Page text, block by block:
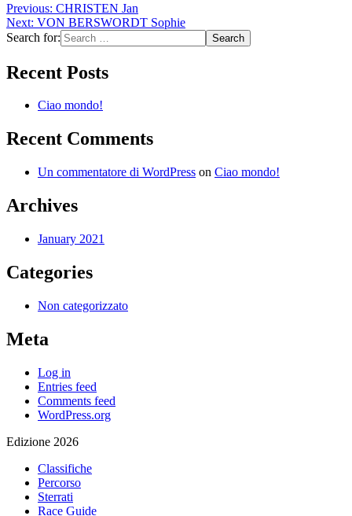
Previous: CHRISTEN Jan
Next: VON BERSWORDT Sophie
Search for:
Recent Posts
Ciao mondo!
Recent Comments
Un commentatore di WordPress on Ciao mondo!
Archives
January 2021
Categories
Non categorizzato
Meta
Log in
Entries feed
Comments feed
WordPress.org
Edizione 2026
Classifiche
Percorso
Sterrati
Race Guide